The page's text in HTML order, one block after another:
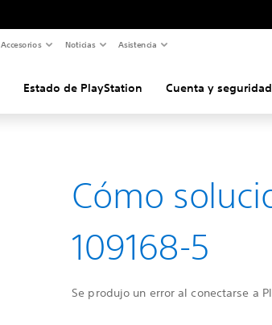
Accesorios Noticias Asistencia
Estado de PlayStation Cuenta y seguridad
Cómo
109168-5
Se produjo un error al conectarse a